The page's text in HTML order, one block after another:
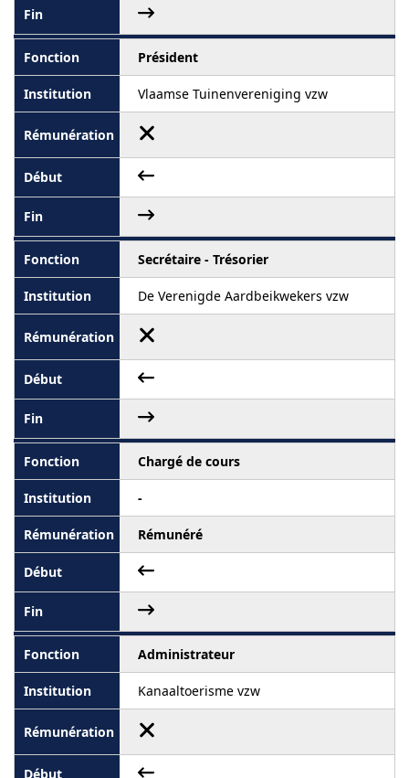
Président
Vlaamse Tuinenvereniging vzw
Secrétaire - Trésorier
De Verenigde Aardbeikwekers vzw
Chargé de cours
-
Rémunéré
Administrateur
Kanaaltoerisme vzw